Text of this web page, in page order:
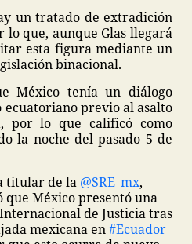
un tratado de extradición
lo que, aunque Glas llegará
esta figura mediante un
binacional.
México tenía un diálogo
previo al asalto
por lo que calificó como
la noche del pasado 5 de
titular de la @SRE_mx,
que México presentó una
de Justicia tras
mexicana en#Ecuador